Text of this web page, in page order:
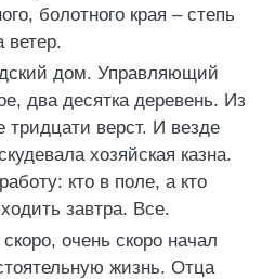
болотного края – степь
ветер.
дом. Управляющий
два десятка деревень. Из
тридцати верст. И везде
хозяйская казна.
кто в поле, а кто
завтра. Все.
очень скоро начал
жизнь. Отца